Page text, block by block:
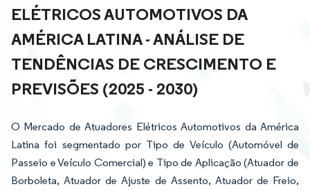
ELÉTRICOS AUTOMOTIVOS DA
AMÉRICA LATINA - ANÁLISE DE
TENDÊNCIAS DE CRESCIMENTO E
PREVISÕES (2025 - 2030)
O Mercado de Atuadores Elétricos Automotivos da América
Latina foi segmentado por Tipo de Veículo (Automóvel de
Passeio e Veículo Comercial) e Tipo de Aplicação (Atuador de
Borboleta, Atuador de Ajuste de Assento, Atuador de Freio,